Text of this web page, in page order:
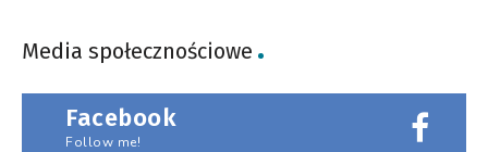
Media społecznościowe
Facebook
Follow me!